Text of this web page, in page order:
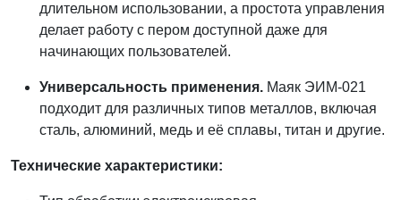
длительном использовании, а простота управления
делает работу с пером доступной даже для
начинающих пользователей.
Универсальность применения. Маяк ЭИМ-021
подходит для различных типов металлов, включая
сталь, алюминий, медь и её сплавы, титан и другие.
Технические характеристики: